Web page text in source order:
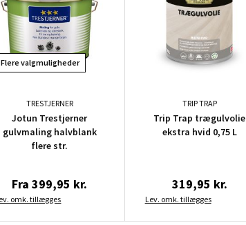
Flere valgmuligheder
TRESTJERNER
Jotun Trestjerner
gulvmaling halvblank
flere str.
Fra 399,95 kr.
omk. tillægges
TRIP TRAP
Trip Trap trægulvolie
ekstra hvid 0,75 L
319,95 kr.
Lev. omk. tillægges